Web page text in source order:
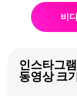
비
인스타그
동영상 크